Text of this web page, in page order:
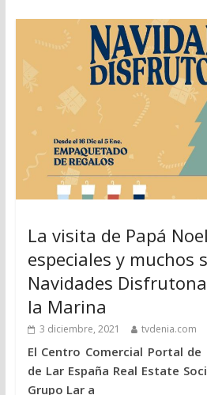
La visita de Papá
especiales y muchos
Navidades
la Marina
3 diciembre, 2021 tvdenia.com
El Centro Comercial Portal
de Lar España Real Estate
Grupo Lar a